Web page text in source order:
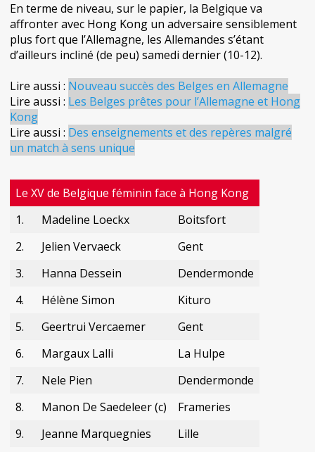
En terme de niveau, sur le papier, la Belgique va
affronter avec Hong Kong un adversaire sensiblement
plus fort que l’Allemagne, les Allemandes s’étant
d’ailleurs incliné (de peu) samedi dernier (10-12).
Lire aussi : Nouveau succès des Belges en Allemagne
Lire aussi : Les Belges prêtes pour l’Allemagne et Hong
Kong
Lire aussi : Des enseignements et des repères malgré
un match à sens unique
Le XV de Belgique féminin face à Hong Kong
1.
Madeline Loeckx
Boitsfort
2.
Jelien Vervaeck
Gent
3.
Hanna Dessein
Dendermonde
4.
Hélène Simon
Kituro
5.
Geertrui Vercaemer
Gent
6.
Margaux Lalli
La Hulpe
7.
Nele Pien
Dendermonde
8.
Manon De Saedeleer (c)
Frameries
9.
Jeanne Marquegnies
Lille